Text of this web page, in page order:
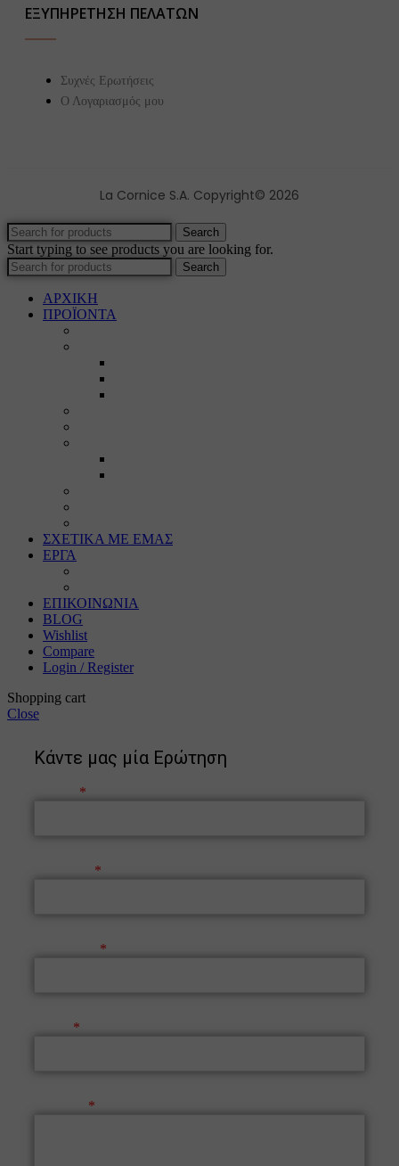
ΕΞΥΠΗΡΕΤΗΣΗ ΠΕΛΑΤΩΝ
Συχνές Ερωτήσεις
Ο Λογαριασμός μου
La Cornice S.A. Copyright© 2026
Search
Start typing to see products you are looking for.
Search
ΑΡΧΙΚΗ
ΠΡΟΪΟΝΤΑ
ΣΧΕΤΙΚΑ ΜΕ ΕΜΑΣ
ΕΡΓΑ
ΕΠΙΚΟΙΝΩΝΙΑ
BLOG
Wishlist
Compare
Login / Register
Shopping cart
Close
Κάντε μας μία Ερώτηση